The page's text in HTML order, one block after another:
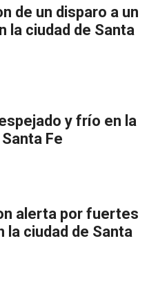
de un disparo a un
la ciudad de Santa
y frío en la
Fe
alerta por fuertes
la ciudad de Santa